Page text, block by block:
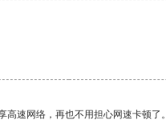
速网络，再也不用担心网速卡顿了。